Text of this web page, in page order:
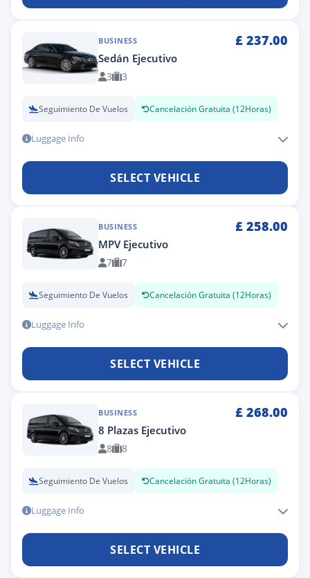
BUSINESS £ 237.00
Sedán Ejecutivo
3 3
Seguimiento De Vuelos Cancelación Gratuita (12Horas)
Luggage Info
SELECT VEHICLE
BUSINESS £ 258.00
MPV Ejecutivo
7 7
Seguimiento De Vuelos Cancelación Gratuita (12Horas)
Luggage Info
SELECT VEHICLE
BUSINESS £ 268.00
8 Plazas Ejecutivo
8 8
Seguimiento De Vuelos Cancelación Gratuita (12Horas)
Luggage Info
SELECT VEHICLE